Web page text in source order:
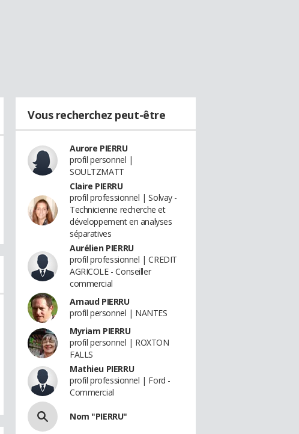
Vous recherchez peut-être
Aurore PIERRU
profil personnel |
SOULTZMATT
Claire PIERRU
profil professionnel | Solvay -
Technicienne recherche et
développement en analyses
séparatives
Aurélien PIERRU
profil professionnel | CREDIT
AGRICOLE - Conseiller
commercial
Arnaud PIERRU
profil personnel | NANTES
Myriam PIERRU
profil personnel | ROXTON
FALLS
Mathieu PIERRU
profil professionnel | Ford -
Commercial
Nom "PIERRU"